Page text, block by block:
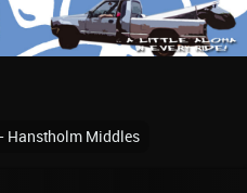
Hanstholm Middles